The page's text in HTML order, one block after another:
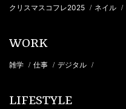
クリスマスコフレ2025 / ネイル /
WORK
雑学 / 仕事 / デジタル /
LIFESTYLE